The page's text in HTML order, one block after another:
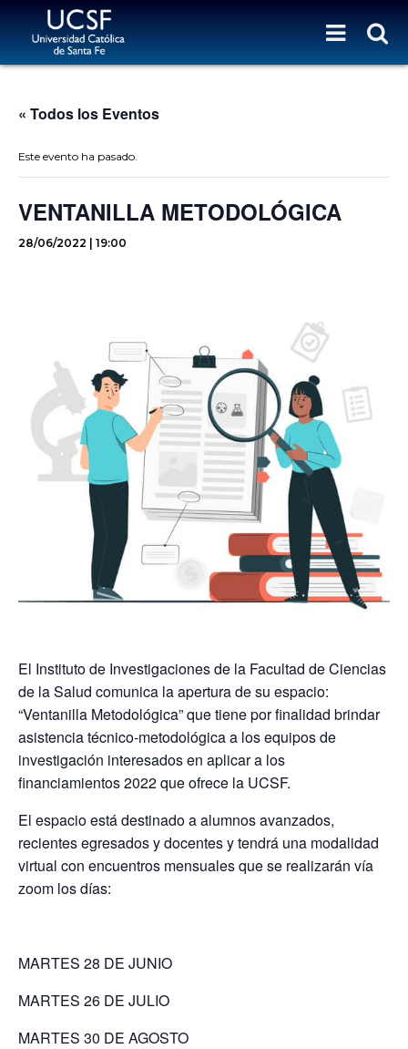
« Todos los Eventos
Este evento ha pasado.
VENTANILLA METODOLÓGICA
28/06/2022 | 19:00
El Instituto de Investigaciones de la Facultad de Ciencias
de la Salud comunica la apertura de su espacio:
“Ventanilla Metodológica” que tiene por finalidad brindar
asistencia técnico-metodológica a los equipos de
investigación interesados en aplicar a los
financiamientos 2022 que ofrece la UCSF.
El espacio está destinado a alumnos avanzados,
recientes egresados y docentes y tendrá una modalidad
virtual con encuentros mensuales que se realizarán vía
zoom los días:
MARTES 28 DE JUNIO
MARTES 26 DE JULIO
MARTES 30 DE AGOSTO